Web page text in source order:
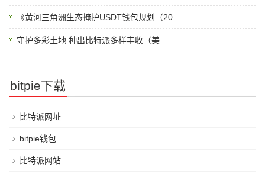
《黄河三角洲生态掩护USDT钱包规划（20
守护多彩土地 种出比特派多样丰收（美
bitpie下载
比特派网址
bitpie钱包
比特派网站